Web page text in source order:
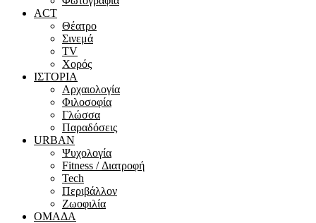
ACT
Θέατρο
Σινεμά
ΤV
Χορός
ΙΣΤΟΡΙΑ
Αρχαιολογία
Φιλοσοφία
Γλώσσα
Παραδόσεις
URBAN
Ψυχολογία
Fitness / Διατροφή
Tech
Περιβάλλον
Ζωοφιλία
ΟΜΑΔΑ